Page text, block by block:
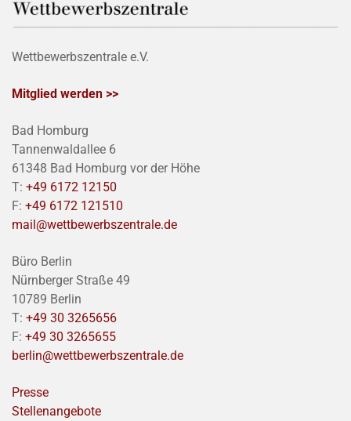
Wettbewerbszentrale e.V.
Mitglied werden >>
Bad Homburg
Tannenwaldallee 6
61348 Bad Homburg vor der Höhe
T: +49 6172 12150
F: +49 6172 121510
mail@wettbewerbszentrale.de
Büro Berlin
Nürnberger Straße 49
10789 Berlin
T: +49 30 3265656
F: +49 30 3265655
berlin@wettbewerbszentrale.de
Presse
Stellenangebote